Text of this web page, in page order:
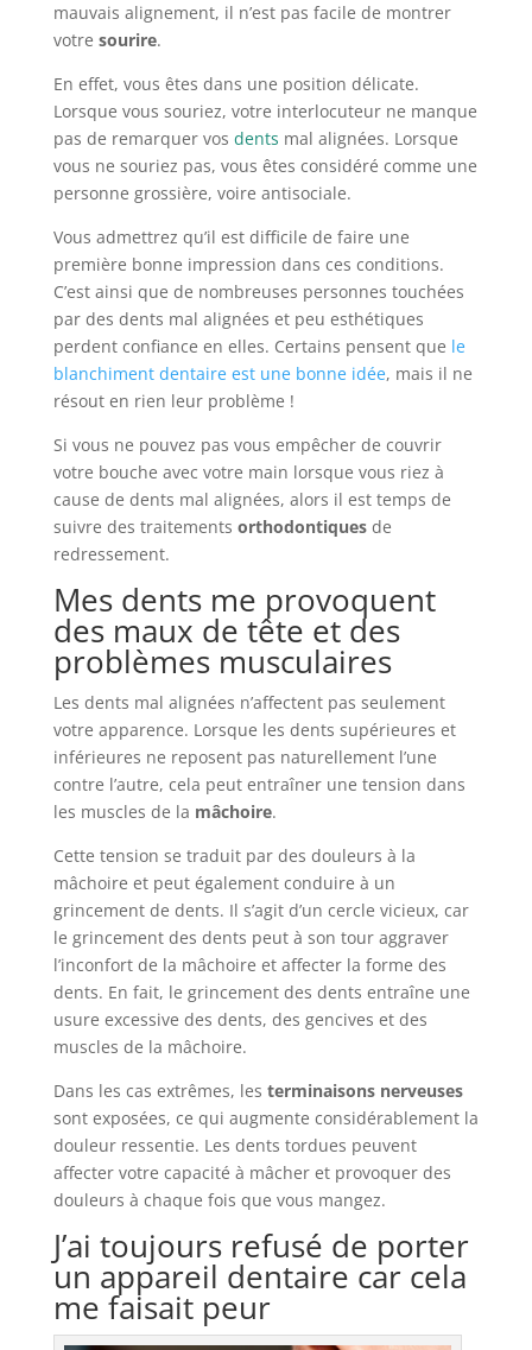
mauvais alignement, il n’est pas facile de montrer
votre sourire.
En effet, vous êtes dans une position délicate.
Lorsque vous souriez, votre interlocuteur ne manque
pas de remarquer vos dents mal alignées. Lorsque
vous ne souriez pas, vous êtes considéré comme une
personne grossière, voire antisociale.
Vous admettrez qu’il est difficile de faire une
première bonne impression dans ces conditions.
C’est ainsi que de nombreuses personnes touchées
par des dents mal alignées et peu esthétiques
perdent confiance en elles. Certains pensent que le
blanchiment dentaire est une bonne idée, mais il ne
résout en rien leur problème !
Si vous ne pouvez pas vous empêcher de couvrir
votre bouche avec votre main lorsque vous riez à
cause de dents mal alignées, alors il est temps de
suivre des traitements orthodontiquesde
redressement.
Mes dents me provoquent
des maux de tête et des
problèmes musculaires
Les dents mal alignées n’affectent pas seulement
votre apparence. Lorsque les dents supérieures et
inférieures ne reposent pas naturellement l’une
contre l’autre, cela peut entraîner une tension dans
les muscles de la mâchoire.
Cette tension se traduit par des douleurs à la
mâchoire et peut également conduire à un
grincement de dents. Il s’agit d’un cercle vicieux, car
le grincement des dents peut à son tour aggraver
l’inconfort de la mâchoire et affecter la forme des
dents. En fait, le grincement des dents entraîne une
usure excessive des dents, des gencives et des
muscles de la mâchoire.
Dans les cas extrêmes, les terminaisons nerveuses
sont exposées, ce qui augmente considérablement la
douleur ressentie. Les dents tordues peuvent
affecter votre capacité à mâcher et provoquer des
douleurs à chaque fois que vous mangez.
J’ai toujours refusé de porter
un appareil dentaire car cela
me faisait peur